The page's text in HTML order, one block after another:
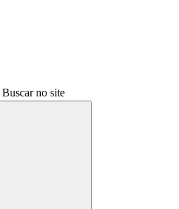
Buscar no site